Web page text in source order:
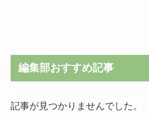
編集部おすすめ記事
記事が見つかりませんでした。